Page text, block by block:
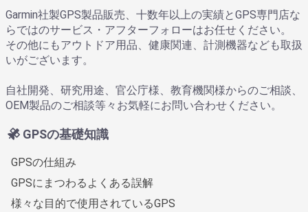
Garmin社製GPS製品販売、十数年以上の実績とGPS専門店な
らではのサービス・アフターフォローはお任せください。
その他にもアウトドア用品、健康関連、計測機器なども取扱
いがございます。
自社開発、研究用途、官公庁様、教育機関様からのご相談、
OEM製品のご相談等々お気軽にお問い合わせください。
GPSの基礎知識
GPSの仕組み
GPSにまつわるよくある誤解
様々な目的で使用されているGPS